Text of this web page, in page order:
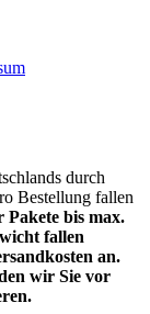
durch
Bestellung fallen
Pakete bis max.
fallen
an.
wir Sie vor